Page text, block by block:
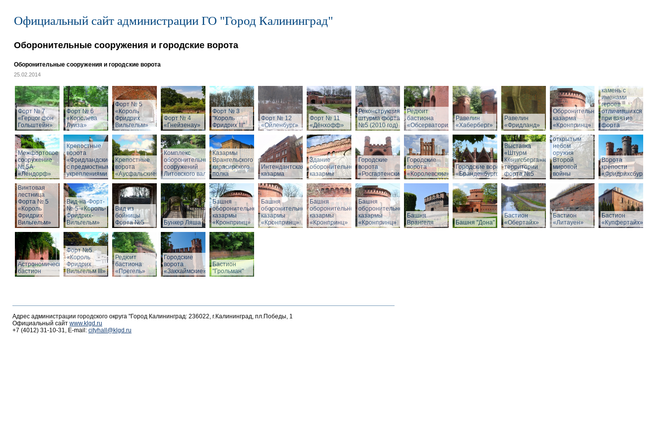
Официальный сайт администрации ГО "Город Калининград"
Оборонительные сооружения и городские ворота
Оборонительные сооружения и городские ворота
25.02.2014
Форт № 7
«Герцог фон
Гольштейн»
Форт № 6
«Королева
Луиза»
Форт № 5
«Король
Фридрих
Вильгельм»
Форт № 4
«Гнейзенау»
Форт № 3
"Король
Фридрих III"
Форт № 12
«Ойленбург»
Форт № 11
«Дёнхофф»
Реконструкция
штурма форта
№5 (2010 год)
Редюит
бастиона
«Обсерватория»
Равелин
«Хаберберг»
Равелин
«Фридланд»
Оборонительная
казарма
«Кронпринц»
камень с
именами
героев
отличившихся
при взятие
форта
Межфортовое
сооружение
№ 5А
«Лендорф»
Крепостные
ворота
«Фридландские»
с предмостными
укреплениями
Крепостные
ворота
«Аусфальские»
Комплекс
оборонительных
сооружений
Литовского вала
Казармы
Врангельского
кирасирского
полка
Интендантская
казарма
Здание
оборонительной
казармы
Городские
ворота
«Росгартенские»
Городские
ворота
«Королевские»
Городские ворота
«Бранденбургские»
Выставка
«Штурм
Кёнигсберга»на
территории
форта №5
Выставка под
открытым
небом
оружия
Второй
мировой
войны
Ворота
крепости
«Фридрихсбург»
Винтовая
лестница
Форта № 5
«Король
Фридрих
Вильгельм»
Вид-на-Форт-
№-5-«Король-
Фридрих-
Вильгельм»
Вид из
бойницы
Форта №5
Бункер Ляша
Башня
оборонительной
казармы
«Кронпринц»
Башня
оборонительной
казармы
«Кронпринц»
Башня
оборонительной
казармы
«Кронпринц»
Башня
оборонительной
казармы
«Кронпринц»
Башня
Врангеля
Башня "Дона"
Бастион
«Обертайх»
Бастион
«Литауен»
Бастион
«Купфертайх»
Астрономический
бастион
Форт №5
«Король
Фридрих
Вильгельм III»
Редюит
бастиона
«Прегель»
Городские
ворота
«Закхаймские»
Бастион
"Грольман"
Адрес администрации городского округа "Город Калининград: 236022, г.Калининград, пл.Победы, 1
Официальный сайт www.klgd.ru
+7 (4012) 31-10-31, E-mail: cityhall@klgd.ru